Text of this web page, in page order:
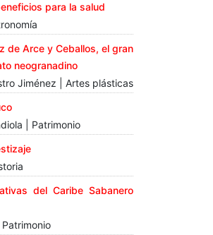
para la salud
de Arce y Ceballos, el gran
neogranadino
Jiménez | Artes plásticas
| Patrimonio
del Caribe Sabanero